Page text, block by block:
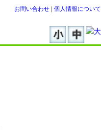
お問い合わせ 個人情報について